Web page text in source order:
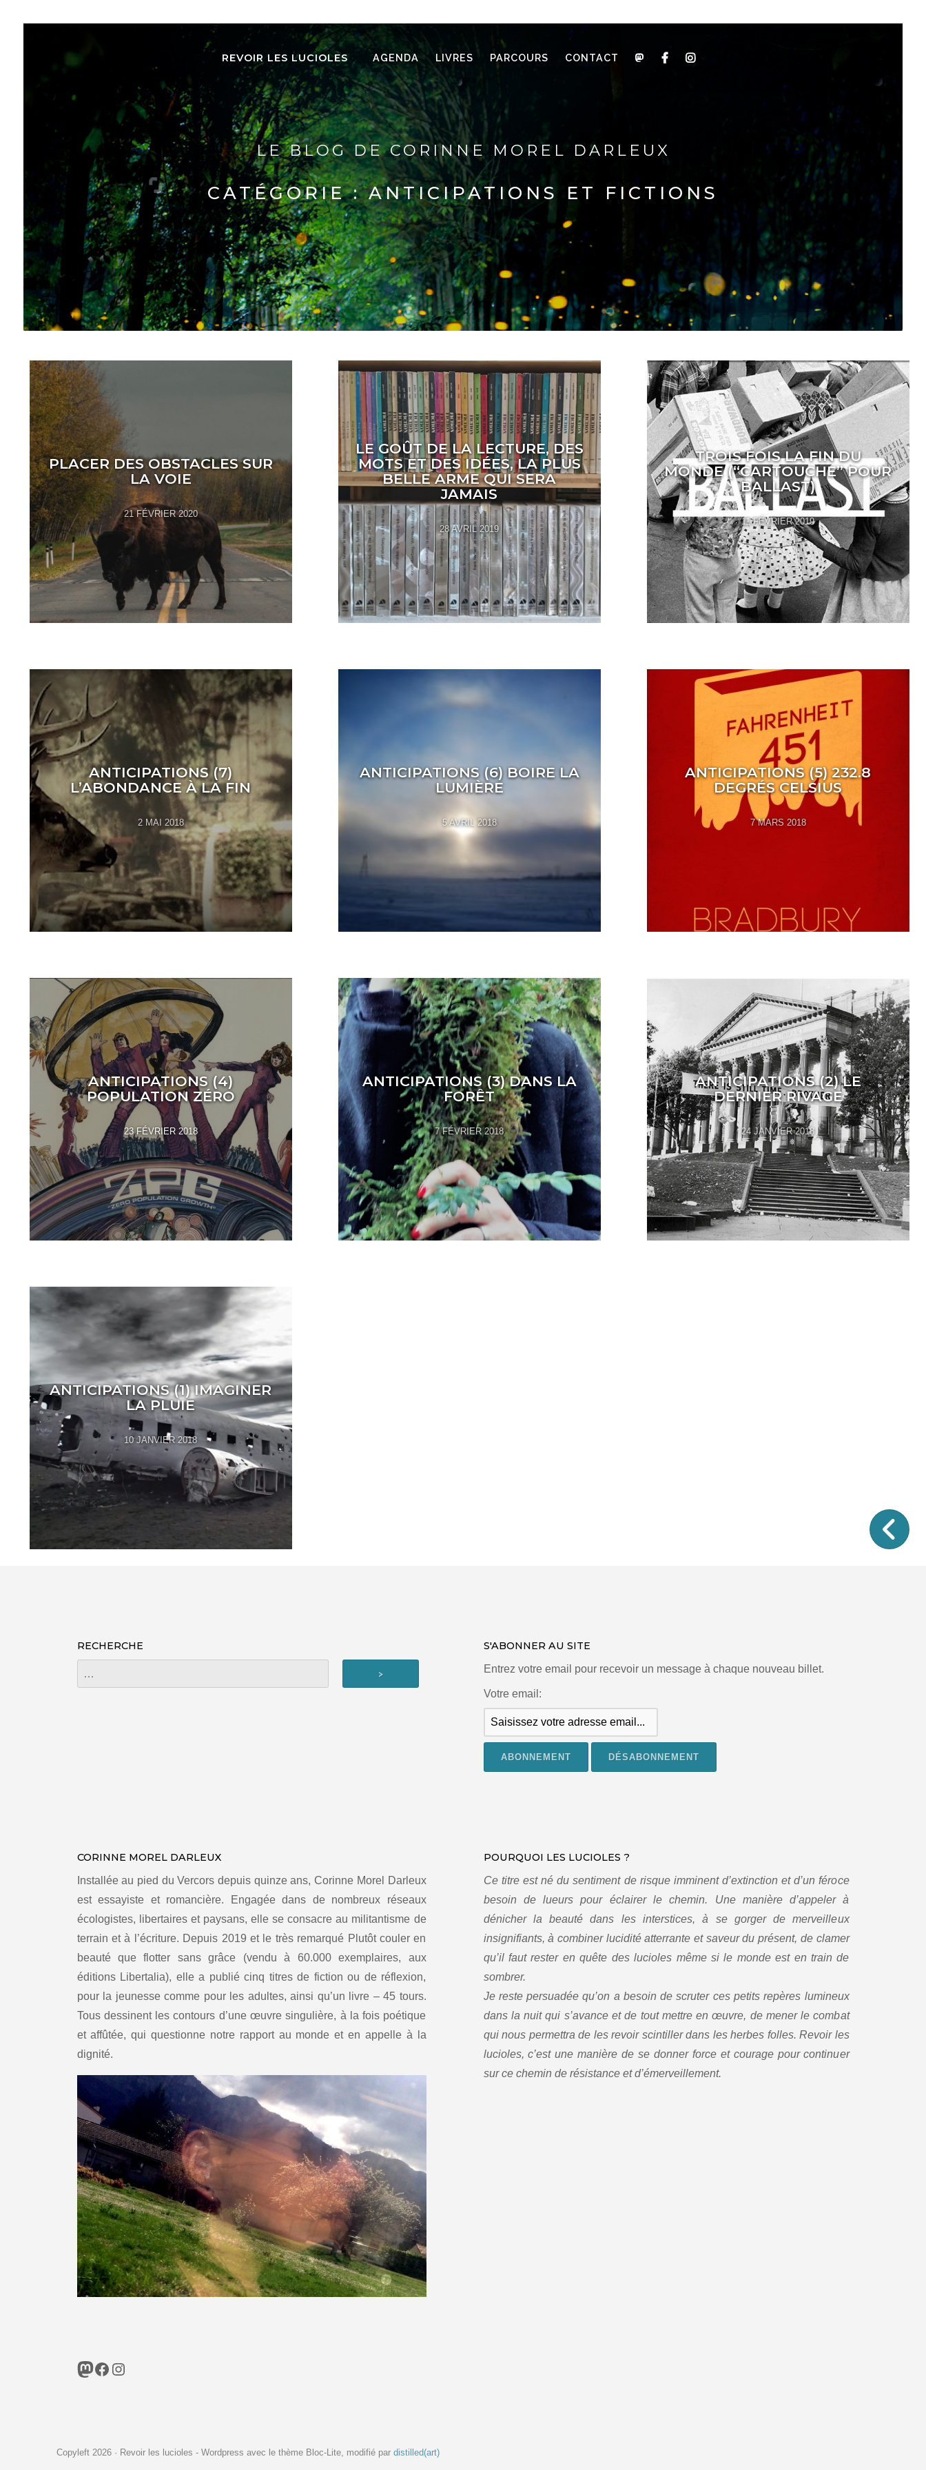
REVOIR LES LUCIOLES AGENDA LIVRES PARCOURS CONTACT
LE BLOG DE CORINNE MOREL DARLEUX
CATÉGORIE :ANTICIPATIONS ET FICTIONS
PLACER DES OBSTACLES SUR
LA VOIE
21 FÉVRIER 2020
LE GOÛT DE LA LECTURE, DES
MOTS ET DES IDÉES, LA PLUS
BELLE ARME QUI SERA
JAMAIS
28 AVRIL 2019
TROIS FOIS LA FIN DU
MONDE (“CARTOUCHE” POUR
BALLAST)
11 FÉVRIER 2019
ANTICIPATIONS (7)
L’ABONDANCE À LA FIN
2 MAI 2018
ANTICIPATIONS (6) BOIRE LA
LUMIÈRE
5 AVRIL 2018
ANTICIPATIONS (5) 232.8
DEGRÉS CELSIUS
7 MARS 2018
ANTICIPATIONS (4)
POPULATION ZÉRO
23 FÉVRIER 2018
ANTICIPATIONS (3) DANS LA
FORÊT
7 FÉVRIER 2018
ANTICIPATIONS (2) LE
DERNIER RIVAGE
24 JANVIER 2018
ANTICIPATIONS (1) IMAGINER
LA PLUIE
10 JANVIER 2018
RECHERCHE S'ABONNER AU SITE
Entrez votre email pour recevoir un message à chaque nouveau billet.
Votre email:
CORINNE MOREL DARLEUX
Installée au pied du Vercors depuis quinze ans, Corinne Morel Darleux
est essayiste et romancière. Engagée dans de nombreux réseaux
écologistes, libertaires et paysans, elle se consacre au militantisme de
terrain et à l’écriture. Depuis 2019 et le très remarqué Plutôt couler en
beauté que flotter sans grâce (vendu à 60.000 exemplaires, aux
éditions Libertalia), elle a publié cinq titres de fiction ou de réflexion,
pour la jeunesse comme pour les adultes, ainsi qu’un livre – 45 tours.
Tous dessinent les contours d’une œuvre singulière, à la fois poétique
et affûtée, qui questionne notre rapport au monde et en appelle à la
dignité.
POURQUOI LES LUCIOLES ?
Ce titre est né du sentiment de risque imminent d’extinction et d’un féroce
besoin de lueurs pour éclairer le chemin. Une manière d’appeler à
dénicher la beauté dans les interstices, à se gorger de merveilleux
insignifiants, à combiner lucidité atterrante et saveur du présent, de clamer
qu’il faut rester en quête des lucioles même si le monde est en train de
sombrer.
Je reste persuadée qu’on a besoin de scruter ces petits repères lumineux
dans la nuit qui s’avance et de tout mettre en œuvre, de mener le combat
qui nous permettra de les revoir scintiller dans les herbes folles. Revoir les
lucioles, c’est une manière de se donner force et courage pour continuer
sur ce chemin de résistance et d’émerveillement.
Mastodon
Facebook
Instagram
Copyleft 2026 · Revoir les lucioles - Wordpress avec le thème Bloc-Lite, modifié par distilled(art)